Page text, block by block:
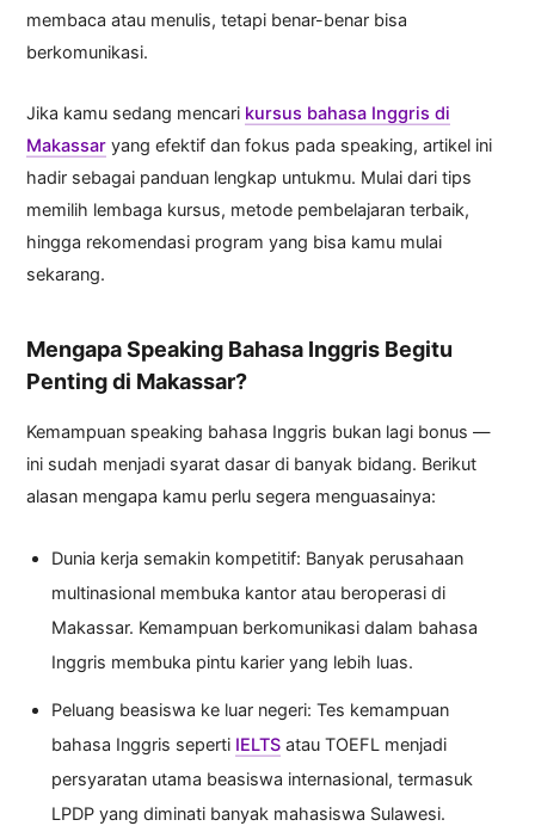
membaca atau menulis, tetapi benar-benar bisa
berkomunikasi.
Jika kamu sedang mencari kursus bahasa Inggris di
Makassar yang efektif dan fokus pada speaking, artikel ini
hadir sebagai panduan lengkap untukmu. Mulai dari tips
memilih lembaga kursus, metode pembelajaran terbaik,
hingga rekomendasi program yang bisa kamu mulai
sekarang.
Mengapa Speaking Bahasa Inggris Begitu
Penting di Makassar?
Kemampuan speaking bahasa Inggris bukan lagi bonus —
ini sudah menjadi syarat dasar di banyak bidang. Berikut
alasan mengapa kamu perlu segera menguasainya:
Dunia kerja semakin kompetitif: Banyak perusahaan
multinasional membuka kantor atau beroperasi di
Makassar. Kemampuan berkomunikasi dalam bahasa
Inggris membuka pintu karier yang lebih luas.
Peluang beasiswa ke luar negeri: Tes kemampuan
bahasa Inggris seperti IELTS atau TOEFL menjadi
persyaratan utama beasiswa internasional, termasuk
LPDP yang diminati banyak mahasiswa Sulawesi.